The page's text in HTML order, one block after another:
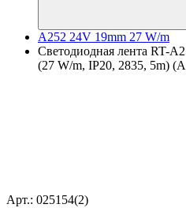
A252 24V 19mm 27 W/m
Светодиодная лента RT-
(27 W/m, IP20, 2835, 5m)
Арт.: 025154(2)